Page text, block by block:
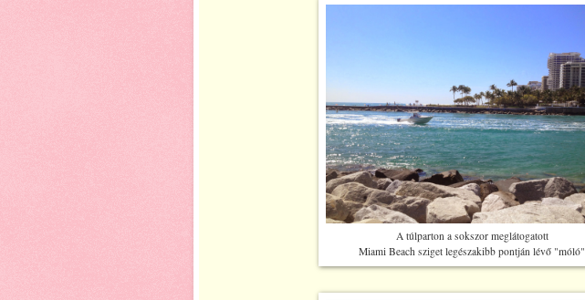
A túlparton a sokszor meglátogatott
Miami Beach sziget legészakibb pontján lévő "móló"